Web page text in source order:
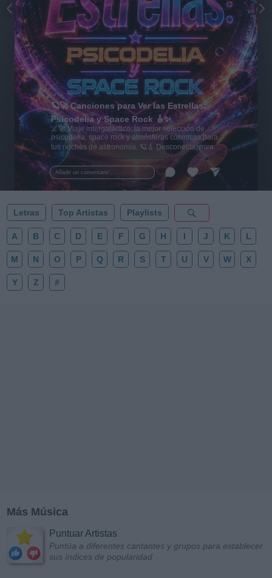
Añadir un comentario ...
🪐🚀 Canciones para Ver las Estrellas:
Psicodelia y Space Rock 🎸✨
🌌🚀 Viaje intergaláctico: la mejor selección de
psicodelia, space rock y atmósferas cósmicas para
tus noches de astronomía. 🪐🎸 Desconecta, mira
al firmamento y siente la gravedad cero. 💾 ¡Guarda
esta colección para tu próxima noche estrellada!
✨⭐
Letras Top Artistas Playlists
A B C D E F G H I J K L
M N O P Q R S T U V W X
Y Z #
Más Música
Puntuar Artistas
Puntúa a diferentes cantantes y grupos para establecer
sus índices de popularidad